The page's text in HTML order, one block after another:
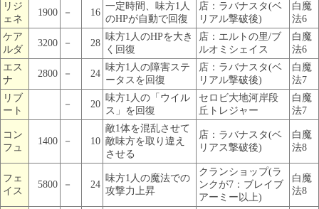
リジ
ェネ
1900 － 16
一定時間、味方1人
のHPが自動で回復
店：ラバナスタ(ベ
リアル撃破後)
白魔
法6
ケア
ルダ
3200 － 28
味方1人のHPを大き
く回復
店：エルトの里/ブ
ルオミシェイス
白魔
法6
エス
ナ
2800 － 24
味方1人の障害ステ
ータスを回復
店：ラバナスタ(ベ
リアル撃破後)
白魔
法7
リブ
ート
－ 20
味方1人の「ウイル
ス」を回復
セロビ大地河岸段
丘トレジャー
白魔
法7
コン
フュ
1400 － 10
敵1体を混乱させて
敵味方を取り違え
させる
店：ラバナスタ(ベ
リアス撃破後)
白魔
法8
フェ
イス
5800 － 24
味方1人の魔法での
攻撃力上昇
クランショップ(ラ
ンクが7：ブレイブ
アーミー以上)
白魔
法8